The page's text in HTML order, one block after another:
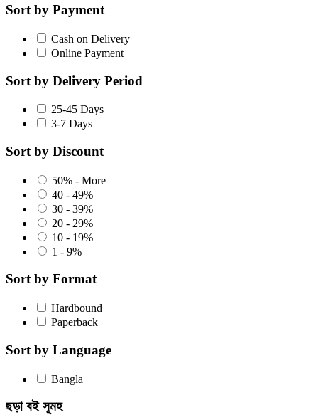
Sort by Payment
Cash on Delivery
Online Payment
Sort by Delivery Period
25-45 Days
3-7 Days
Sort by Discount
50% - More
40 - 49%
30 - 39%
20 - 29%
10 - 19%
1 - 9%
Sort by Format
Hardbound
Paperback
Sort by Language
Bangla
ছড়া বই সূমহ